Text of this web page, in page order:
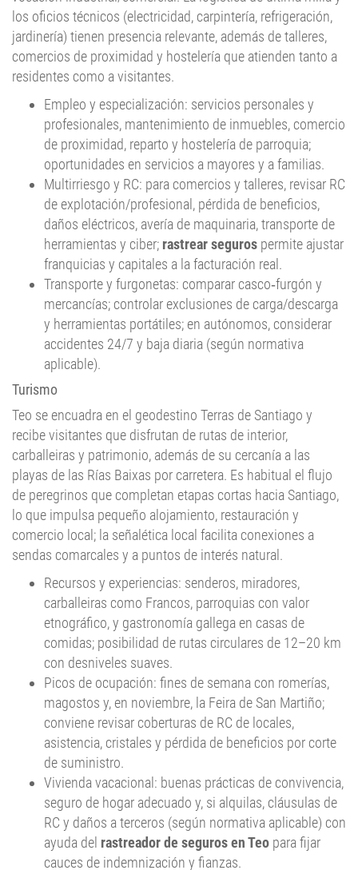
jardinería) tienen presencia relevante, además de talleres,
comercios de proximidad y hostelería que atienden tanto a
residentes como a visitantes.
Empleo y especialización: servicios personales y
profesionales, mantenimiento de inmuebles, comercio
de proximidad, reparto y hostelería de parroquia;
oportunidades en servicios a mayores y a familias.
Multirriesgo y RC: para comercios y talleres, revisar RC
de explotación/profesional, pérdida de beneficios,
daños eléctricos, avería de maquinaria, transporte de
herramientas y ciber;rastrear seguros permite ajustar
franquicias y capitales a la facturación real.
Transporte y furgonetas: comparar casco‑furgón y
mercancías; controlar exclusiones de carga/descarga
y herramientas portátiles; en autónomos, considerar
accidentes 24/7 y baja diaria (según normativa
aplicable).
Turismo
Teo se encuadra en el geodestino Terras de Santiago y
recibe visitantes que disfrutan de rutas de interior,
carballeiras y patrimonio, además de su cercanía a las
playas de las Rías Baixas por carretera. Es habitual el flujo
de peregrinos que completan etapas cortas hacia Santiago,
lo que impulsa pequeño alojamiento, restauración y
comercio local; la señalética local facilita conexiones a
sendas comarcales y a puntos de interés natural.
Recursos y experiencias: senderos, miradores,
carballeiras como Francos, parroquias con valor
etnográfico, y gastronomía gallega en casas de
comidas; posibilidad de rutas circulares de 12–20 km
con desniveles suaves.
Picos de ocupación: fines de semana con romerías,
magostos y, en noviembre, la Feira de San Martiño;
conviene revisar coberturas de RC de locales,
asistencia, cristales y pérdida de beneficios por corte
de suministro.
Vivienda vacacional: buenas prácticas de convivencia,
seguro de hogar adecuado y, si alquilas, cláusulas de
RC y daños a terceros (según normativa aplicable) con
ayuda delrastreador de seguros en Teo para fijar
cauces de indemnización y fianzas.
Cultura